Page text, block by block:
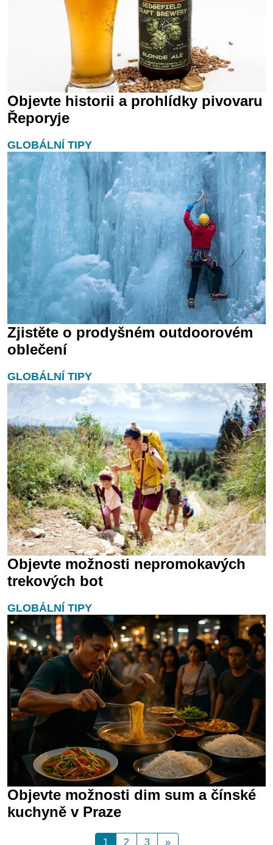
Objevte historii a prohlídky pivovaru
Řeporyje
GLOBÁLNÍ TIPY
Zjistěte o prodyšném outdoorovém
oblečení
GLOBÁLNÍ TIPY
Objevte možnosti nepromokavých
trekových bot
GLOBÁLNÍ TIPY
Objevte možnosti dim sum a čínské
kuchyně v Praze
1 2 3 »